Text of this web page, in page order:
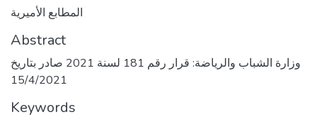
المطابع الأميرية
Abstract
وزارة الشباب والرياضة: قرار رقم 181 لسنة 2021 صادر بتاريخ
15/4/2021
Keywords